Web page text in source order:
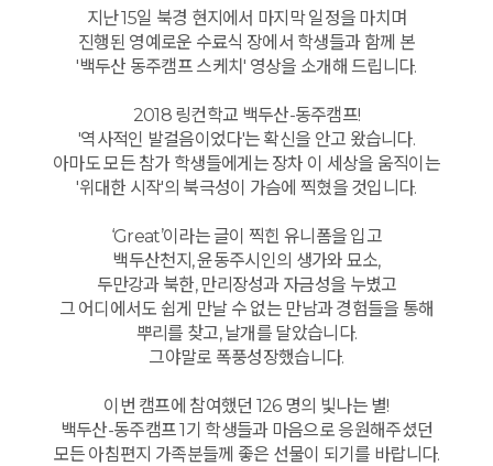
지난 15일 북경 현지에서 마지막 일정을 마치며
진행된 영예로운 수료식 장에서 학생들과 함께 본
'백두산 동주캠프 스케치' 영상을 소개해 드립니다.
2018 링컨학교 백두산-동주캠프!
'역사적인 발걸음이었다'는 확신을 안고 왔습니다.
아마도 모든 참가 학생들에게는 장차 이 세상을 움직이는
'위대한 시작'의 북극성이 가슴에 찍혔을 것입니다.
‘Great’이라는 글이 찍힌 유니폼을 입고
백두산천지, 윤동주시인의 생가와 묘소,
두만강과 북한, 만리장성과 자금성을 누볐고
그 어디에서도 쉽게 만날 수 없는 만남과 경험들을 통해
뿌리를 찾고, 날개를 달았습니다.
그야말로 폭풍성장했습니다.
이번 캠프에 참여했던 126 명의 빛나는 별!
백두산-동주캠프 1기 학생들과 마음으로 응원해주셨던
모든 아침편지 가족분들께 좋은 선물이 되기를 바랍니다.